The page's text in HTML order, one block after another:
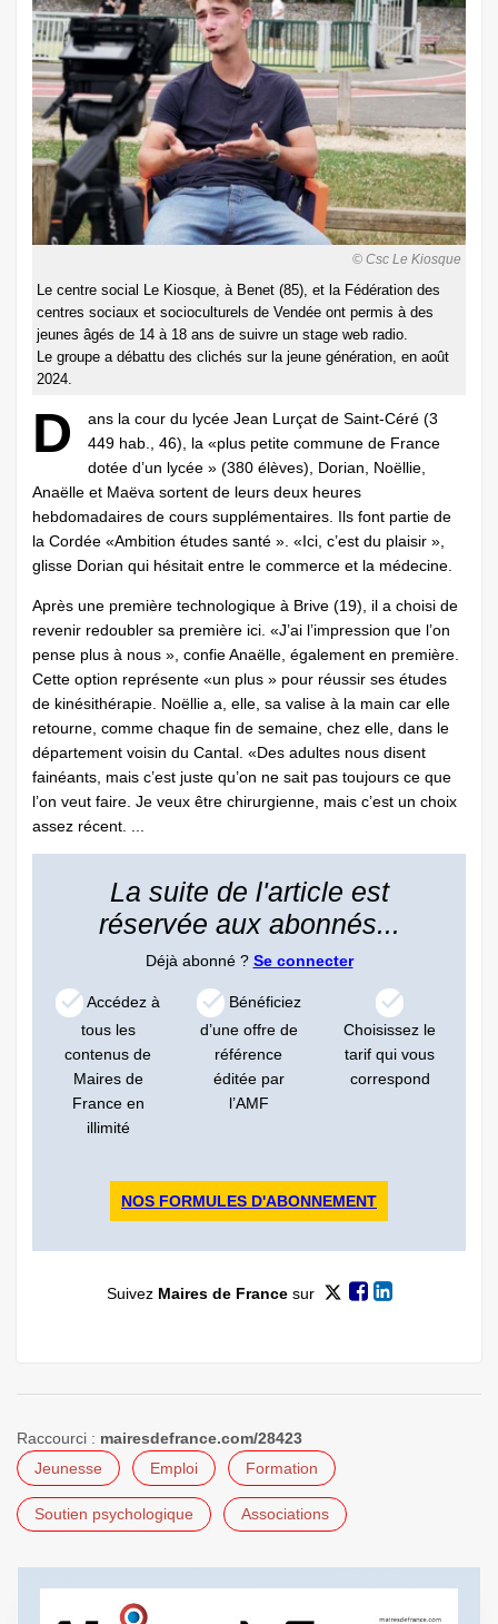
© Csc Le Kiosque
Le centre social Le Kiosque, à Benet (85), et la Fédération des
centres sociaux et socio­culturels de Vendée ont permis à des
jeunes âgés de 14 à 18 ans de suivre un stage web radio.
Le groupe a débattu des clichés sur la jeune génération, en août
2024.
D
ans la cour du lycée Jean Lurçat de Saint-Céré (3
449 hab., 46), la «plus petite commune de France
dotée d’un lycée » (380 élèves), Dorian, Noëllie,
Anaëlle et Maëva sortent de leurs deux heures
hebdomadaires de cours supplémentaires. Ils font partie de
la Cordée «Ambition études santé ». «Ici, c’est du plaisir »,
glisse Dorian qui hésitait entre le commerce et la médecine.
Après une première technologique à Brive (19), il a choisi de
revenir redoubler sa première ici. «J’ai l’impression que l’on
pense plus à nous », confie Anaëlle, également en première.
Cette option représente «un plus » pour réussir ses études
de kinésithérapie. Noëllie a, elle, sa valise à la main car elle
retourne, comme chaque fin de semaine, chez elle, dans le
département voisin du Cantal. «Des adultes nous disent
fainéants, mais c’est juste qu’on ne sait pas toujours ce que
l’on veut faire. Je veux être chirurgienne, mais c’est un choix
assez récent. ...
La suite de l'article est
réservée aux abonnés...
Déjà abonné ? Se connecter
Accédez à
tous les
contenus de
Maires de
France en
illimité
Bénéficiez
d’une offre de
référence
éditée par
l’AMF
Choisissez le
tarif qui vous
correspond
NOS FORMULES D'ABONNEMENT
Suivez Maires de Francesur
Raccourci : mairesdefrance.com/28423
Jeunesse
Emploi Formation
Soutien psychologique Associations